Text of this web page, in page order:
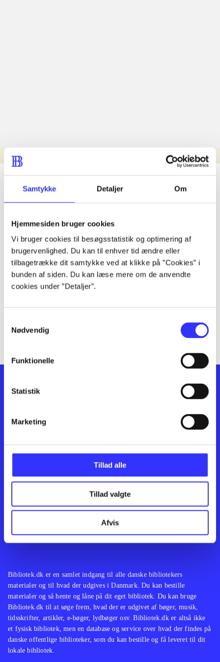
Samtykke Detaljer Om
Hjemmesiden bruger cookies
Vi bruger cookies til besøgsstatistik og optimering af
brugervenlighed. Du kan til enhver tid ændre eller
tilbagetrække dit samtykke ved at klikke på ”Cookies” i
bunden af siden. Du kan læse mere om de anvendte
cookies under ”Detaljer”.
Nødvendig
Funktionelle
Statistik
Marketing
Tillad alle
Tillad valgte
Afvis
Nyhed
lorem ipsum dolor sit amet ...
lorem ipsum dolor sit amet ...
lorem ipsum dolor sit amet ...
lorem ipsum dolor sit amet ...
lorem ipsum dolor sit amet ...
lorem ipsum dolor sit amet ...
lorem ipsum dolor sit amet ...
Feedback
Bibliotek.dk er en samlet indgang til alle danske bibliotekers
materialer og til hvad der udgives i Danmark. Du kan bestille
materialer og så hente og låne på dit eget bibliotek. Du kan bruge
Bibliotek.dk til at søge frem, hvad der er udgivet af bøger, musik,
tidsskrifter, artikler, e-bøger, lydbøger osv. Bibliotek.dk er altså ikke
et fysisk bibliotek, men en database og service over hvad der findes på
danske offentlige biblioteker, som du kan bestille og få leveret til dit
lokale bibliotek.
Kontakt os
English
Artikler
Film
Musik
Noder